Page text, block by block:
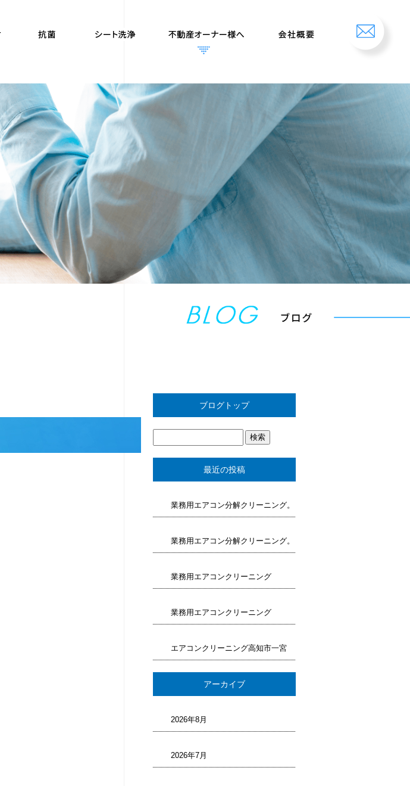
ブログトップ
最近の投稿
業務用エアコン分解クリーニング。
業務用エアコン分解クリーニング。
業務用エアコンクリーニング
業務用エアコンクリーニング
エアコンクリーニング高知市一宮
アーカイブ
2026年8月
2026年7月